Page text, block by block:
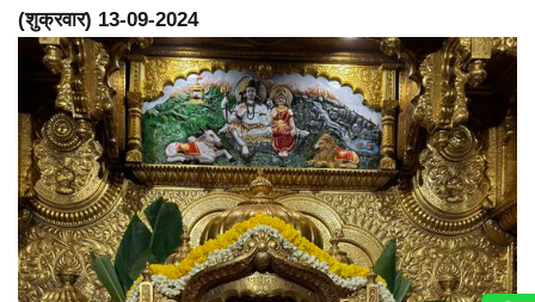
(शुक्रवार) 13-09-2024